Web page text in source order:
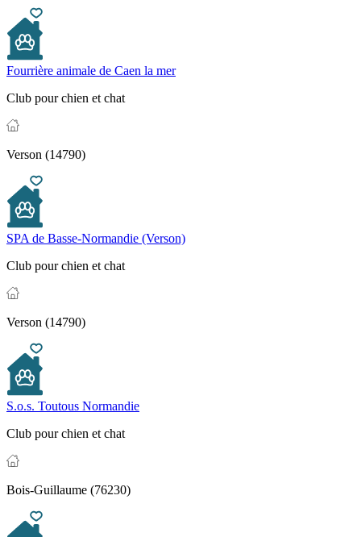
Fourrière animale de Caen la mer
Club pour chien et chat
Verson (14790)
SPA de Basse-Normandie (Verson)
Club pour chien et chat
Verson (14790)
S.o.s. Toutous Normandie
Club pour chien et chat
Bois-Guillaume (76230)